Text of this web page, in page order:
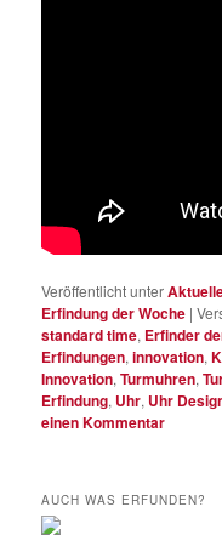
Veröffentlicht unter
Erfindung der Woche |
standard time, Erfinder
Erfindungen,innovation,
Innovation,Turmuhren,
Erfindung, Uhr, Uhr
einen Kommentar
AUCH WAS ERFUNDEN?